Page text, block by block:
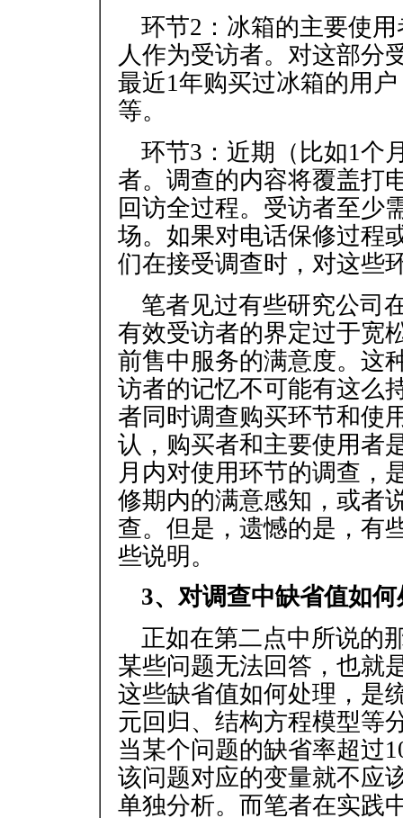
环节2：冰箱的主要使
人作为受访者。对这部分
最近1年购买过冰箱的用
等。
环节3：近期（比如1个
者。调查的内容将覆盖打
回访全过程。受访者至少
场。如果对电话保修过程
们在接受调查时，对这些
笔者见过有些研究公司
有效受访者的界定过于宽
前售中服务的满意度。这
访者的记忆不可能有这么
者同时调查购买环节和使
认，购买者和主要使用者
月内对使用环节的调查，
修期内的满意感知，或者
查。但是，遗憾的是，有
些说明。
3、对调查中缺省值如
正如在第二点中所说的
某些问题无法回答，也就
这些缺省值如何处理，是
元回归、结构方程模型等
当某个问题的缺省率超过
该问题对应的变量就不应
单独分析。而笔者在实践